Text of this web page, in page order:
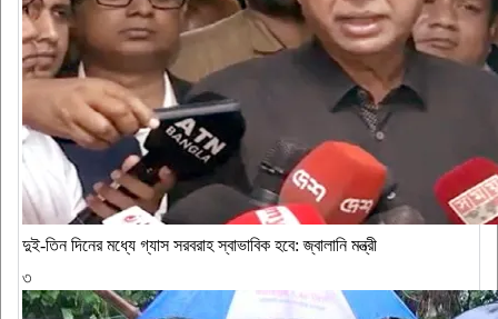
দুই-তিন দিনের মধ্যে গ্যাস সরবরাহ স্বাভাবিক হবে: জ্বালানি মন্ত্রী
৩